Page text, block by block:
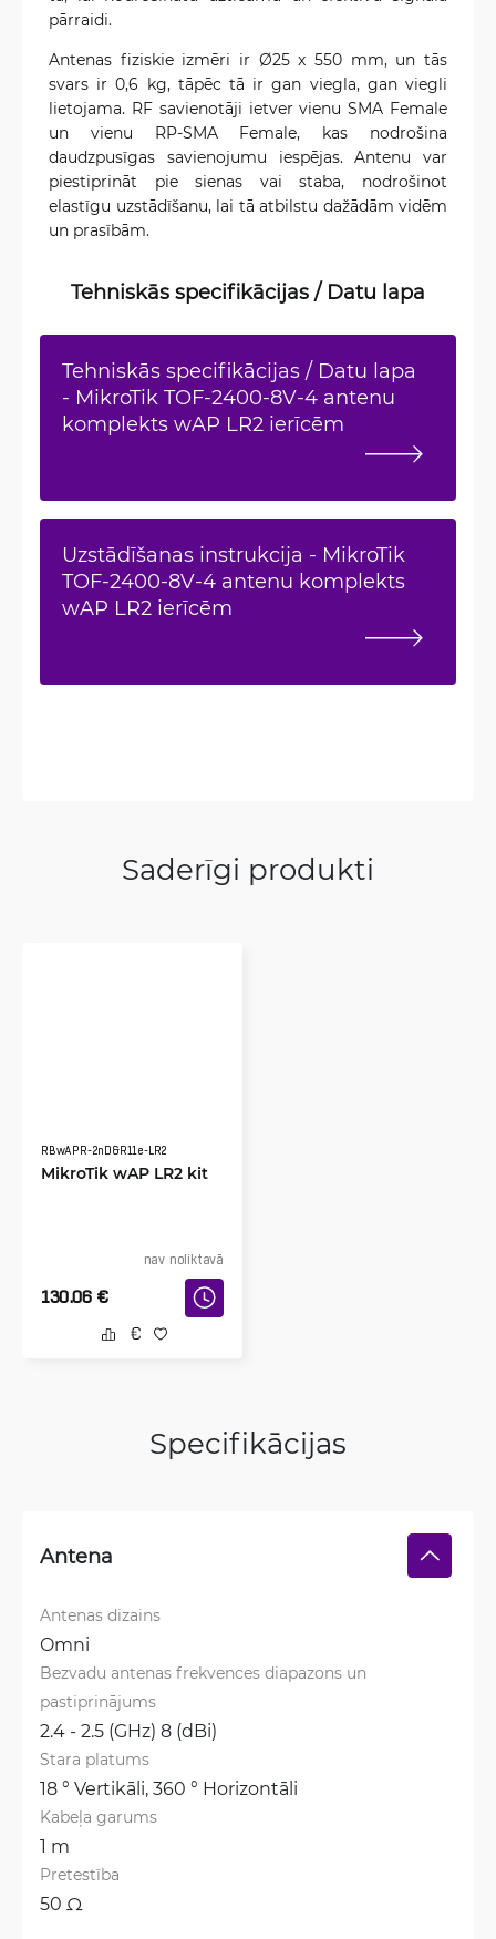
pārraidi.
Antenas fiziskie izmēri ir Ø25 x 550 mm, un tās
svars ir 0,6 kg, tāpēc tā ir gan viegla, gan viegli
lietojama. RF savienotāji ietver vienu SMA Female
un vienu RP-SMA Female, kas nodrošina
daudzpusīgas savienojumu iespējas. Antenu var
piestiprināt pie sienas vai staba, nodrošinot
elastīgu uzstādīšanu, lai tā atbilstu dažādām vidēm
un prasībām.
Tehniskās specifikācijas / Datu lapa
Tehniskās specifikācijas / Datu lapa
- MikroTik TOF-2400-8V-4 antenu
komplekts wAP LR2 ierīcēm
Uzstādīšanas instrukcija - MikroTik
TOF-2400-8V-4 antenu komplekts
wAP LR2 ierīcēm
Saderīgi produkti
RBwAPR-2nD&R11e-LR2
MikroTik wAP LR2 kit
nav noliktavā
130.06 €
Specifikācijas
Antena
Antenas dizains
Omni
Bezvadu antenas frekvences diapazons un
pastiprinājums
2.4 - 2.5 (GHz) 8 (dBi)
Stara platums
18 ° Vertikāli, 360 ° Horizontāli
Kabeļa garums
1 m
Pretestība
50 Ω